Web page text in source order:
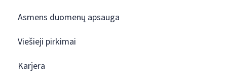
Asmens duomenų apsauga
Viešieji pirkimai
Karjera